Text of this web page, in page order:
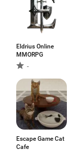
Eldrius Online
MMORPG
-
Escape Game Cat
Cafe